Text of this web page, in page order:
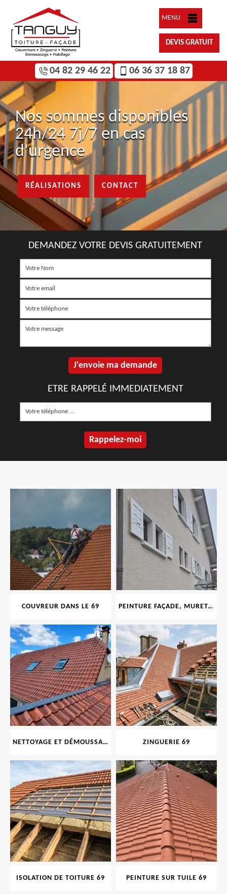
MENU
DEVIS GRATUIT
04 82 29 46 22 06 36 37 18 87
Nos sommes disponibles
24h/24 7j/7 en cas
d'urgence
RÉALISATIONS CONTACT
DEMANDEZ VOTRE DEVIS GRATUITEMENT
ETRE RAPPELÉ IMMEDIATEMENT
COUVREUR DANS LE 69 PEINTURE FAÇADE, MURET, TOITURE, BOISERIE, FERRONERIE, GOUTTIÈRE 69
NETTOYAGE ET DÉMOUSSAGE DE TOITURE ET FAÇADE 69 ZINGUERIE 69
ISOLATION DE TOITURE 69 PEINTURE SUR TUILE 69